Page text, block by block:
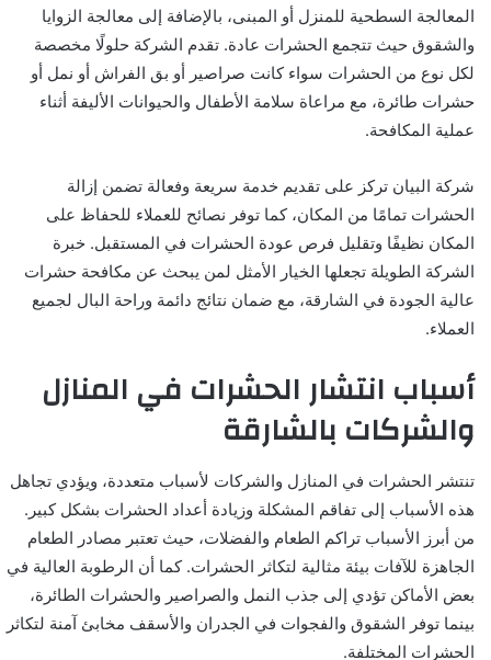
المعالجة السطحية للمنزل أو المبنى، بالإضافة إلى معالجة الزوايا
والشقوق حيث تتجمع الحشرات عادة. تقدم الشركة حلولًا مخصصة
لكل نوع من الحشرات سواء كانت صراصير أو بق الفراش أو نمل أو
حشرات طائرة، مع مراعاة سلامة الأطفال والحيوانات الأليفة أثناء
عملية المكافحة.
شركة البيان تركز على تقديم خدمة سريعة وفعالة تضمن إزالة
الحشرات تمامًا من المكان، كما توفر نصائح للعملاء للحفاظ على
المكان نظيفًا وتقليل فرص عودة الحشرات في المستقبل. خبرة
الشركة الطويلة تجعلها الخيار الأمثل لمن يبحث عن مكافحة حشرات
عالية الجودة في الشارقة، مع ضمان نتائج دائمة وراحة البال لجميع
العملاء.
أسباب انتشار الحشرات في المنازل
والشركات بالشارقة
تنتشر الحشرات في المنازل والشركات لأسباب متعددة، ويؤدي تجاهل
هذه الأسباب إلى تفاقم المشكلة وزيادة أعداد الحشرات بشكل كبير.
من أبرز الأسباب تراكم الطعام والفضلات، حيث تعتبر مصادر الطعام
الجاهزة للآفات بيئة مثالية لتكاثر الحشرات. كما أن الرطوبة العالية في
بعض الأماكن تؤدي إلى جذب النمل والصراصير والحشرات الطائرة،
بينما توفر الشقوق والفجوات في الجدران والأسقف مخابئ آمنة لتكاثر
الحشرات المختلفة.